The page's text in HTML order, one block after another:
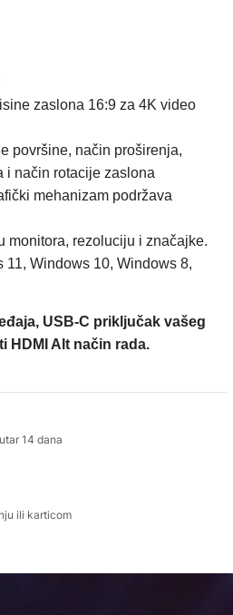
zaslona 16:9 za 4K video
površine, način proširenja,
i način rotacije zaslona
mehanizam podržava
monitora, rezoluciju i značajke.
11, Windows 10, Windows 8,
USB-C priključak vašeg
HDMI Alt način rada.
14 dana
ili karticom